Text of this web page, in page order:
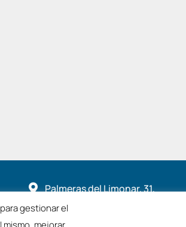
 Palmeras del Limonar, 31,
29016, Málaga
gestionar el